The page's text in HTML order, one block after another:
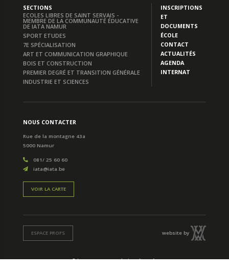
SECTIONS
ECOLES LIBRES DE SAINT SERVAIS -
MEMBRE DE LA COMMUNAUTÉ ÉDUCATIVE
DE IATA NAMUR
SPORT ETUDES
7E SPÉCIALISATION
ART ET COMMUNICATION GRAPHIQUE
BOIS ET CONSTRUCTION
PREMIER DEGRÉ ET TRANSITION GÉNÉRALE
INDUSTRIE ET SCIENCES
INSCRIPTIONS
ET
DOCUMENTS
ÉCOLE
CONTACT
ACTUALITÉS
AGENDA
INTERNAT
NOUS CONTACTER
Rue de la montagne 43a
5000 Namur
081/ 25 60 60
iata@iata.be
VOIR LA CARTE
ESPACE PROFS
© iata 2026 - Tous droits réservés
website by